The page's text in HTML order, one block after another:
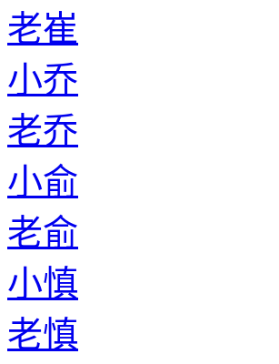
老崔
小乔
老乔
小俞
老俞
小慎
老慎